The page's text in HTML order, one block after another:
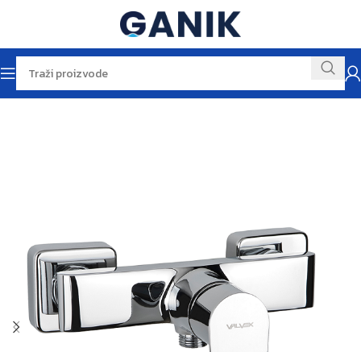
Početna Baterije